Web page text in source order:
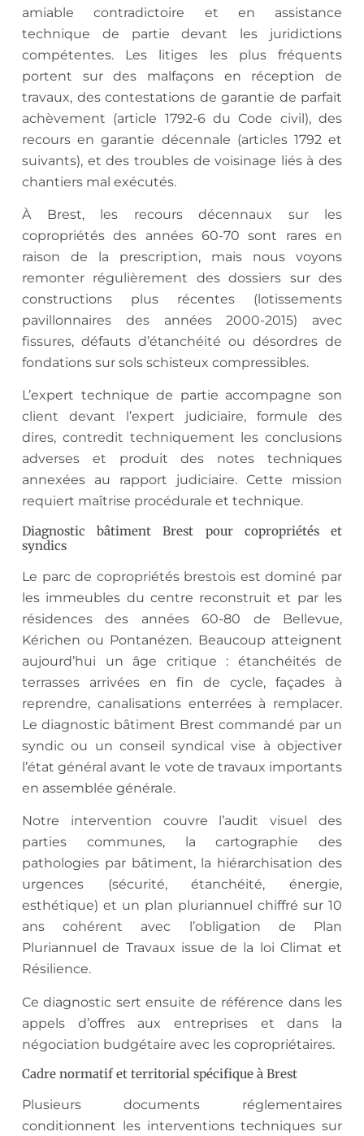
amiable contradictoire et en assistance
technique de partie devant les juridictions
compétentes. Les litiges les plus fréquents
portent sur des malfaçons en réception de
travaux, des contestations de garantie de parfait
achèvement (article 1792-6 du Code civil), des
recours en garantie décennale (articles 1792 et
suivants), et des troubles de voisinage liés à des
chantiers mal exécutés.
À Brest, les recours décennaux sur les
copropriétés des années 60-70 sont rares en
raison de la prescription, mais nous voyons
remonter régulièrement des dossiers sur des
constructions plus récentes (lotissements
pavillonnaires des années 2000-2015) avec
fissures, défauts d’étanchéité ou désordres de
fondations sur sols schisteux compressibles.
L’expert technique de partie accompagne son
client devant l’expert judiciaire, formule des
dires, contredit techniquement les conclusions
adverses et produit des notes techniques
annexées au rapport judiciaire. Cette mission
requiert maîtrise procédurale et technique.
Diagnostic bâtiment Brest pour copropriétés et
syndics
Le parc de copropriétés brestois est dominé par
les immeubles du centre reconstruit et par les
résidences des années 60-80 de Bellevue,
Kérichen ou Pontanézen. Beaucoup atteignent
aujourd’hui un âge critique : étanchéités de
terrasses arrivées en fin de cycle, façades à
reprendre, canalisations enterrées à remplacer.
Le diagnostic bâtiment Brest commandé par un
syndic ou un conseil syndical vise à objectiver
l’état général avant le vote de travaux importants
en assemblée générale.
Notre intervention couvre l’audit visuel des
parties communes, la cartographie des
pathologies par bâtiment, la hiérarchisation des
urgences (sécurité, étanchéité, énergie,
esthétique) et un plan pluriannuel chiffré sur 10
ans cohérent avec l’obligation de Plan
Pluriannuel de Travaux issue de la loi Climat et
Résilience.
Ce diagnostic sert ensuite de référence dans les
appels d’offres aux entreprises et dans la
négociation budgétaire avec les copropriétaires.
Cadre normatif et territorial spécifique à Brest
Plusieurs documents réglementaires
conditionnent les interventions techniques sur